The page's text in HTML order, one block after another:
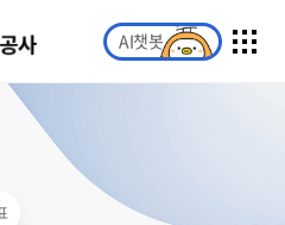
AI챗봇